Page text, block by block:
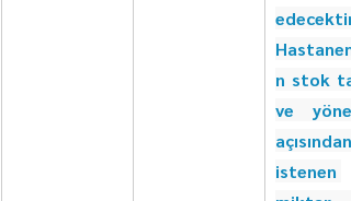
edecektir.
n stok
ve
açısından
istenen